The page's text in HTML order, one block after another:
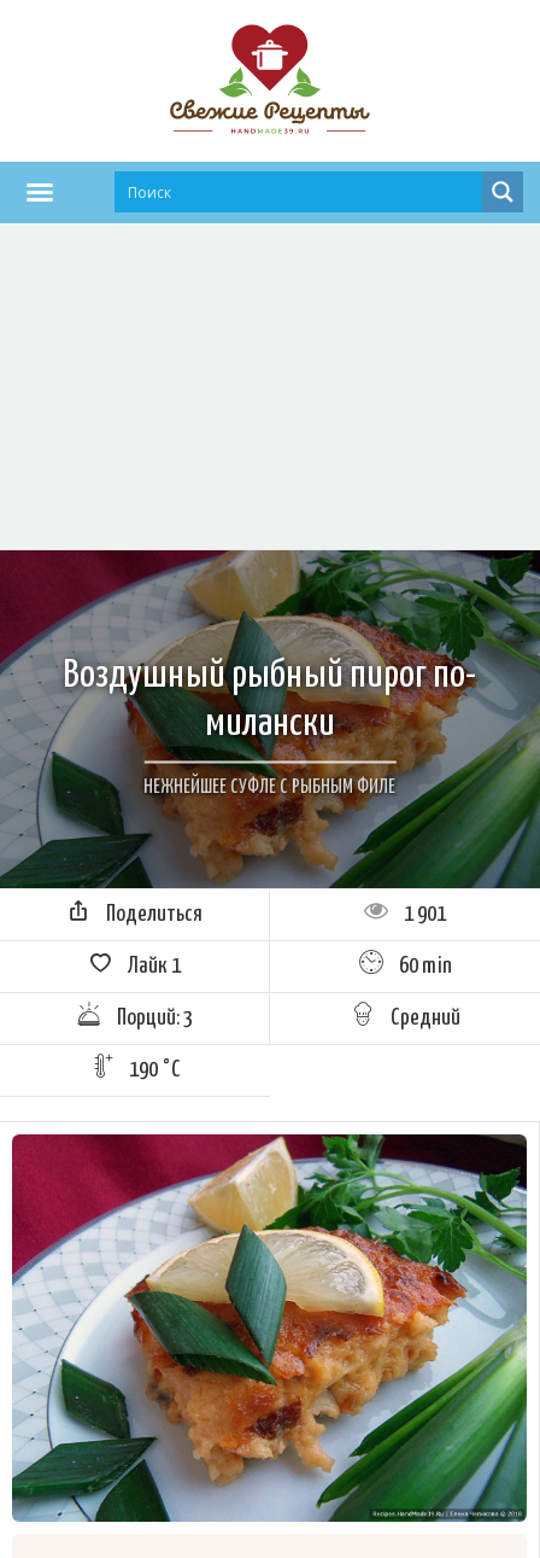
Воздушный рыбный пирог по-
милански
НЕЖНЕЙШЕЕ СУФЛЕ С РЫБНЫМ ФИЛЕ
Поделиться 1 901
Лайк 1 60 min
Порций: 3 Средний
190 °C